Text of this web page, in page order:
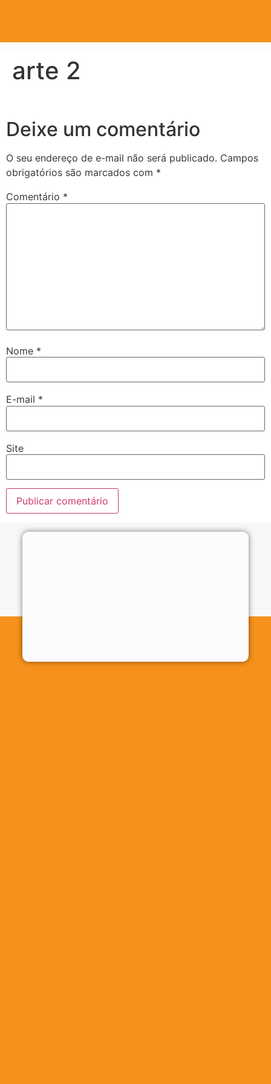
arte 2
Deixe um comentário
O seu endereço de e-mail não será publicado. Campos
obrigatórios são marcados com *
Comentário *
Nome *
E-mail *
Site